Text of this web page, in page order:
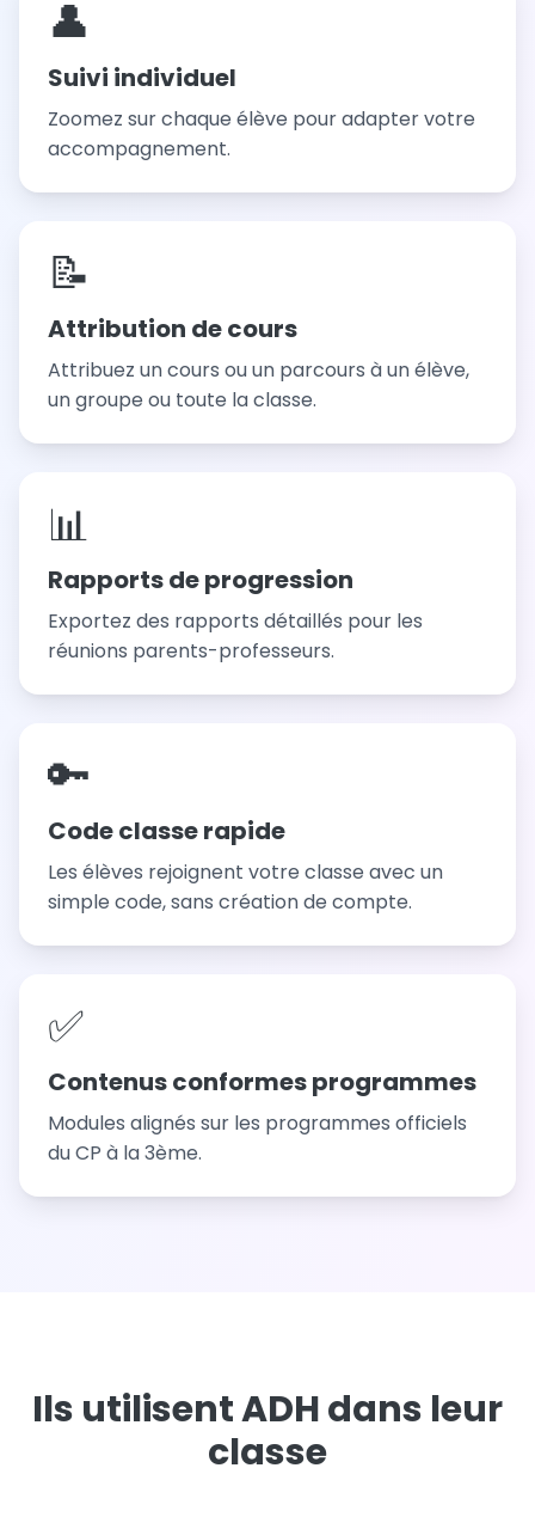
👤
Suivi individuel
Zoomez sur chaque élève pour adapter votre
accompagnement.
📝
Attribution de cours
Attribuez un cours ou un parcours à un élève,
un groupe ou toute la classe.
📊
Rapports de progression
Exportez des rapports détaillés pour les
réunions parents-professeurs.
🔑
Code classe rapide
Les élèves rejoignent votre classe avec un
simple code, sans création de compte.
✅
Contenus conformes programmes
Modules alignés sur les programmes officiels
du CP à la 3ème.
Ils utilisent ADH dans leur
classe